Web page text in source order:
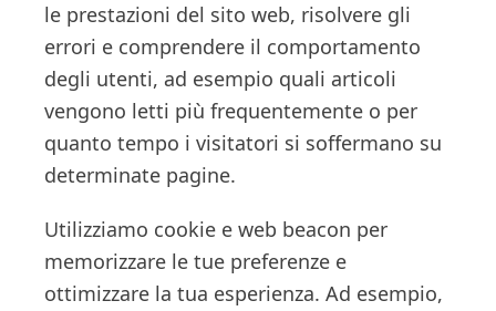
le prestazioni del sito web, risolvere gli
errori e comprendere il comportamento
degli utenti, ad esempio quali articoli
vengono letti più frequentemente o per
quanto tempo i visitatori si soffermano su
determinate pagine.
Utilizziamo cookie e web beacon per
memorizzare le tue preferenze e
ottimizzare la tua esperienza. Ad esempio,